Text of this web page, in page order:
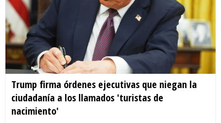
Trump firma órdenes ejecutivas que niegan la
ciudadanía a los llamados 'turistas de
nacimiento'